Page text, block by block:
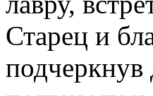
Старец и
подчеркнув